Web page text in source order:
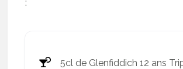
:
5cl de Glenfiddich 12 ans